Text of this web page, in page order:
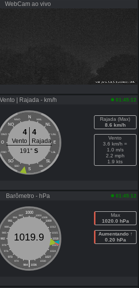
WebCam ao vivo
Vento | Rajada - km/h 01:45:12
N
NNO NNL
NO NL
ONO LNL
O E
OSO LSL
SO SL
SSO SSL
S
4 4
Vento
Rajada
191°S
Rajada (Max)
8.6 km/h
Vento
3.6 km/h =
1.0 m/s
2.2 mph
1.9 kts
Barômetro - hPa 01:45:12
1000
997 1003
994
1006
991
1009
988
1012
985
1015
982
1018
979
1021
976
1024
973
1027
970
1030
|
964 1036
1019.9
Max
1020.0 hPa
Aumentando ↑
0.20 hPa